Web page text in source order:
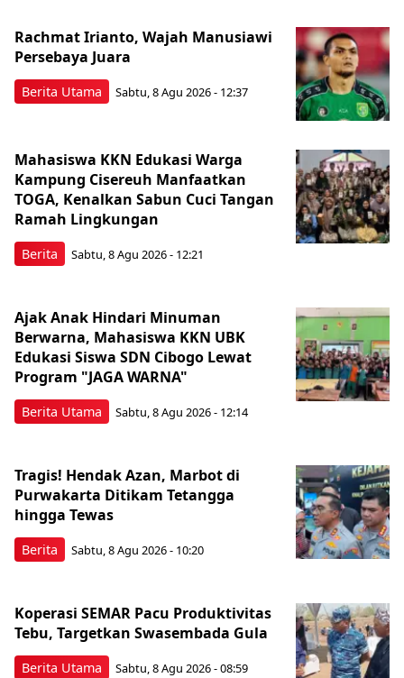
Berita Utama
Rachmat Irianto, Wajah Manusiawi
Persebaya Juara
Sabtu, 8 Agu 2026 - 12:37
Berita
Mahasiswa KKN Edukasi Warga
Kampung Cisereuh Manfaatkan
TOGA, Kenalkan Sabun Cuci Tangan
Ramah Lingkungan
Sabtu, 8 Agu 2026 - 12:21
Berita Utama
Ajak Anak Hindari Minuman
Berwarna, Mahasiswa KKN UBK
Edukasi Siswa SDN Cibogo Lewat
Program "JAGA WARNA"
Sabtu, 8 Agu 2026 - 12:14
Berita
Tragis! Hendak Azan, Marbot di
Purwakarta Ditikam Tetangga
hingga Tewas
Sabtu, 8 Agu 2026 - 10:20
Berita Utama
Koperasi SEMAR Pacu Produktivitas
Tebu, Targetkan Swasembada Gula
Sabtu, 8 Agu 2026 - 08:59